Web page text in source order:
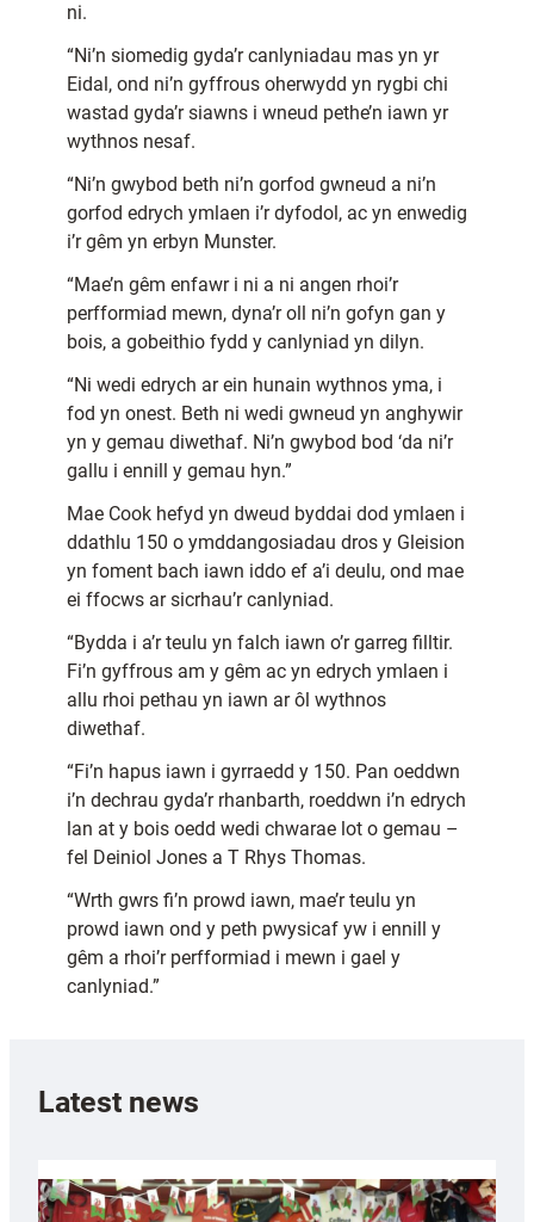
ni.
“Ni’n siomedig gyda’r canlyniadau mas yn yr
Eidal, ond ni’n gyffrous oherwydd yn rygbi chi
wastad gyda’r siawns i wneud pethe’n iawn yr
wythnos nesaf.
“Ni’n gwybod beth ni’n gorfod gwneud a ni’n
gorfod edrych ymlaen i’r dyfodol, ac yn enwedig
i’r gêm yn erbyn Munster.
“Mae’n gêm enfawr i ni a ni angen rhoi’r
perfformiad mewn, dyna’r oll ni’n gofyn gan y
bois, a gobeithio fydd y canlyniad yn dilyn.
“Ni wedi edrych ar ein hunain wythnos yma, i
fod yn onest. Beth ni wedi gwneud yn anghywir
yn y gemau diwethaf. Ni’n gwybod bod ‘da ni’r
gallu i ennill y gemau hyn.”
Mae Cook hefyd yn dweud byddai dod ymlaen i
ddathlu 150 o ymddangosiadau dros y Gleision
yn foment bach iawn iddo ef a’i deulu, ond mae
ei ffocws ar sicrhau’r canlyniad.
“Bydda i a’r teulu yn falch iawn o’r garreg filltir.
Fi’n gyffrous am y gêm ac yn edrych ymlaen i
allu rhoi pethau yn iawn ar ôl wythnos
diwethaf.
“Fi’n hapus iawn i gyrraedd y 150. Pan oeddwn
i’n dechrau gyda’r rhanbarth, roeddwn i’n edrych
lan at y bois oedd wedi chwarae lot o gemau –
fel Deiniol Jones a T Rhys Thomas.
“Wrth gwrs fi’n prowd iawn, mae’r teulu yn
prowd iawn ond y peth pwysicaf yw i ennill y
gêm a rhoi’r perfformiad i mewn i gael y
canlyniad.”
Latest news